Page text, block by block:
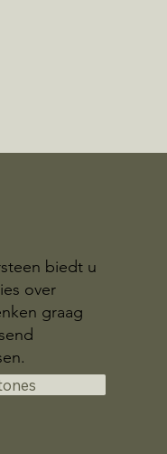
biedt u
over
graag